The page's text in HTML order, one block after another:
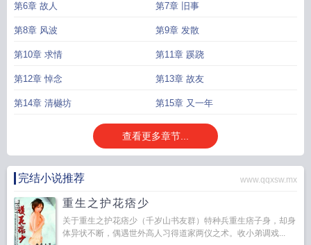
第6章 故人 第7章 旧事
第8章 风波 第9章 发散
第10章 求情 第11章 蹊跷
第12章 悼念 第13章 故友
第14章 清樾坊 第15章 又一年
查看更多章节...
完结小说推荐 www.qqxsw.mx
重生之护花痞少
关于重生之护花痞少（千岁山书友群）特种兵重生痞子身，却身
体异状不断，偶遇世外高人习得道家两仪之术。收小弟调戏...